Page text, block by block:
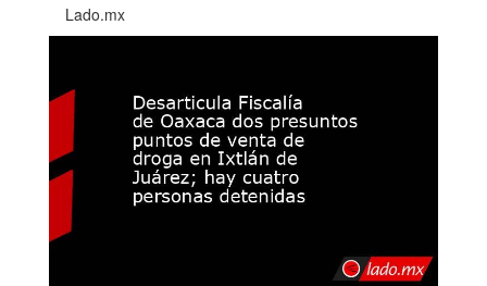
Lado.mx